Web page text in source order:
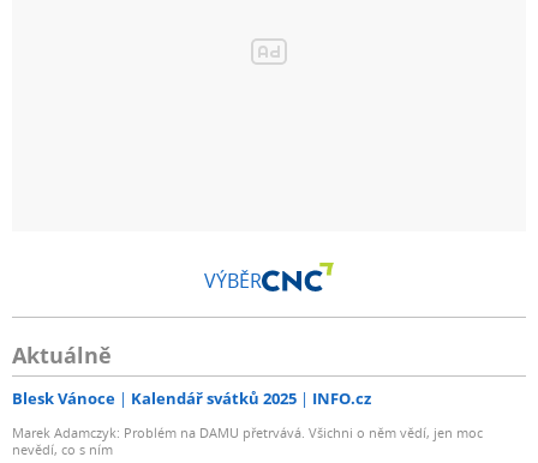
VÝBĚR
Aktuálně
Blesk Vánoce Kalendář svátků 2025 INFO.cz
Marek Adamczyk: Problém na DAMU přetrvává. Všichni o něm vědí, jen moc
nevědí, co s ním